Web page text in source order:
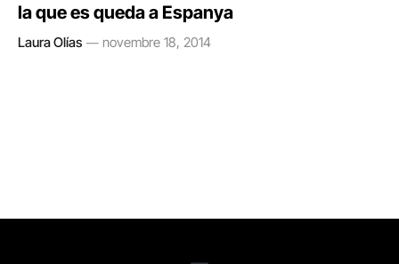
la que es queda a Espanya
Laura Olías novembre 18, 2014